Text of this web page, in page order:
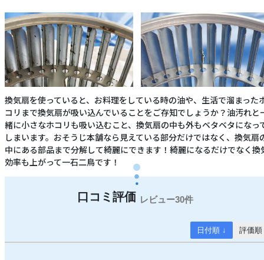
換気扇を使っていると、お料理をしている時の油や、生活で溜まった
コリまで換気扇が吸い込んでいることをご存知でしょうか？油汚れと
緒に小さなホコリも吸い込むこと、換気扇の中も外もベタベタになっ
しまいます。おそうじ本舗なら見えている部分だけではなく、換気扇
中にある部品まで分解して綺麗にできます！綺麗になるだけでなく換
効率も上がって一石二鳥です！
30件
日付順 ↓ 評価順